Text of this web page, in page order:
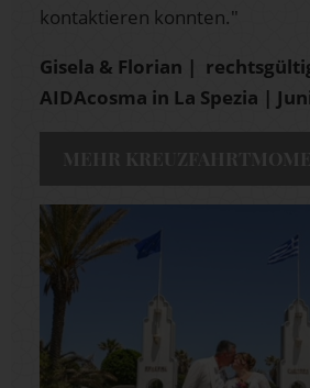
kontaktieren konnten."
Gisela & Florian |
AIDAcosma in La Spezia |